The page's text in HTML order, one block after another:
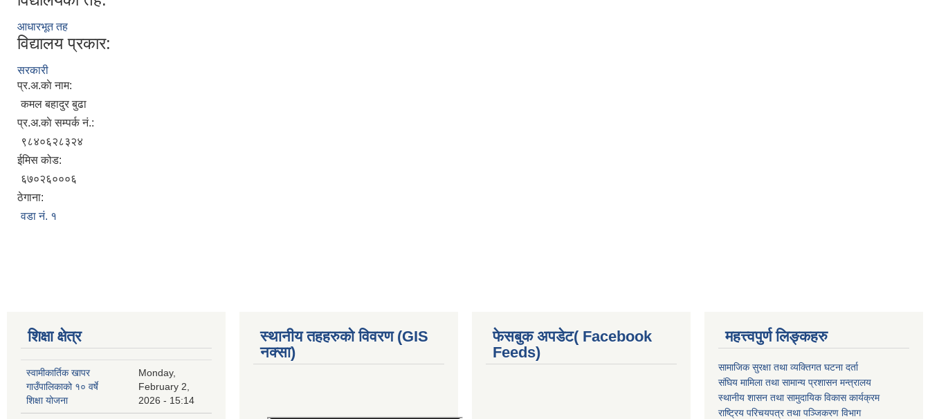
आधारभूत तह
विद्यालय प्रकार:
सरकारी
प्र.अ.काे नाम:
कमल बहादुर बुढा
प्र.अ.काे सम्पर्क नं.:
९८४०६२८३२४
ईमिस कोड:
६७०२६०००६
ठेगाना:
वडा न‌ं. १
शिक्षा क्षेत्र
स्वामीकार्तिक खापर
गाउँपालिकाको १० वर्षे
शिक्षा योजना
Monday,
February 2,
2026 - 15:14
स्थानीय तहहरुको विवरण (GIS
नक्सा)
फेसबुक अपडेट( Facebook
Feeds)
महत्त्वपुर्ण लिङ्कहरु
सामाजिक सुरक्षा तथा व्यक्तिगत घटना दर्ता
संघिय मामिला तथा सामान्य प्रशासन मन्त्रालय
स्थानीय शासन तथा सामुदायिक विकास कार्यक्रम
राष्ट्रिय परिचयपत्र तथा पञ्जिकरण विभाग